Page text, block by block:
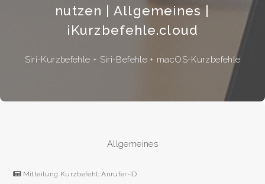
nutzen | Allgemeines |
iKurzbefehle.cloud
Siri-Kurzbefehle + Siri-Befehle + macOS-Kurzbefehle
Allgemeines
Mitteilung Kurzbefehl: Anrufer-ID